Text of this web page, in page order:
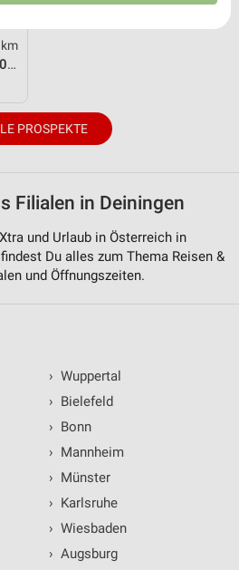
Reisemagazin August 2026
PROSPEKTE
Filialen in Deiningen
und Urlaub in Österreich in
Du alles zum Thema Reisen &
und Öffnungszeiten.
› Wuppertal
› Bielefeld
› Bonn
› Mannheim
› Münster
› Karlsruhe
› Wiesbaden
› Augsburg
Anbieter)
Zwecke:
auf Informationen
personalisierte
Personalisierung
zur Auswahl
von Inhalten
durch Statistiken oder
aus verschiedenen